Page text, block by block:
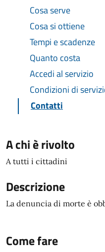
Cosa serve
Cosa si ottiene
Tempi e scadenze
Quanto costa
Accedi al servizio
Condizioni di
Contatti
A chi è rivolto
A tutti i cittadini
Descrizione
La denuncia di morte è
Come fare